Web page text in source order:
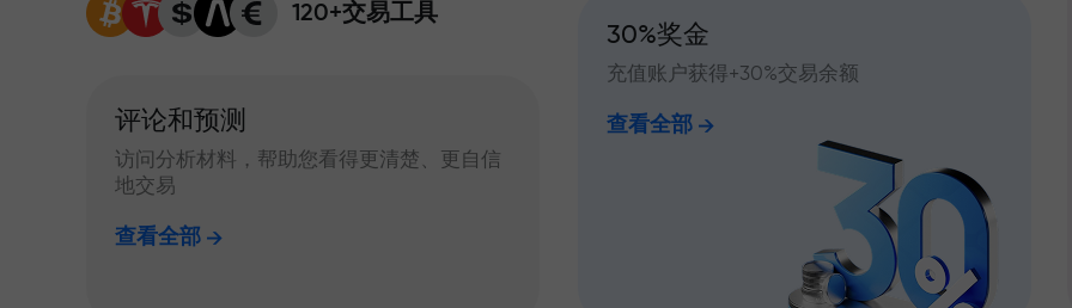
120+交易工具
评论和预测
访问分析材料，帮助您看得更清楚、更自信
地交易
查看全部
30%奖金
充值账户获得+30%交易余额
查看全部